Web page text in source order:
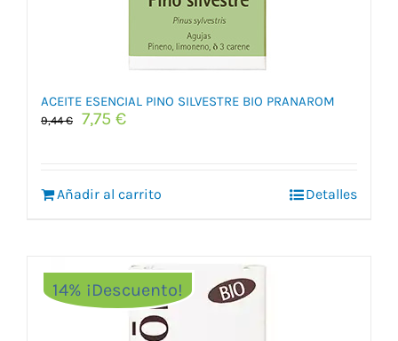
ACEITE ESENCIAL PINO SILVESTRE BIO PRANAROM
9,44€
El
9,44 €.
7,75 €El
7,75 €.
Añadir al carrito Detalles
14% ¡Descuento!